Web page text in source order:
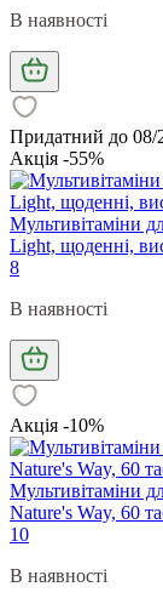
В наявності
Придатний до 08/
Акція -55%
Мультивітаміни
Light, щоденні,
8
В наявності
Акція -10%
Мультивітаміни
Nature's Way, 60
10
В наявності